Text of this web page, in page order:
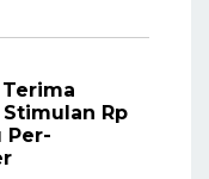
Rp
Per-